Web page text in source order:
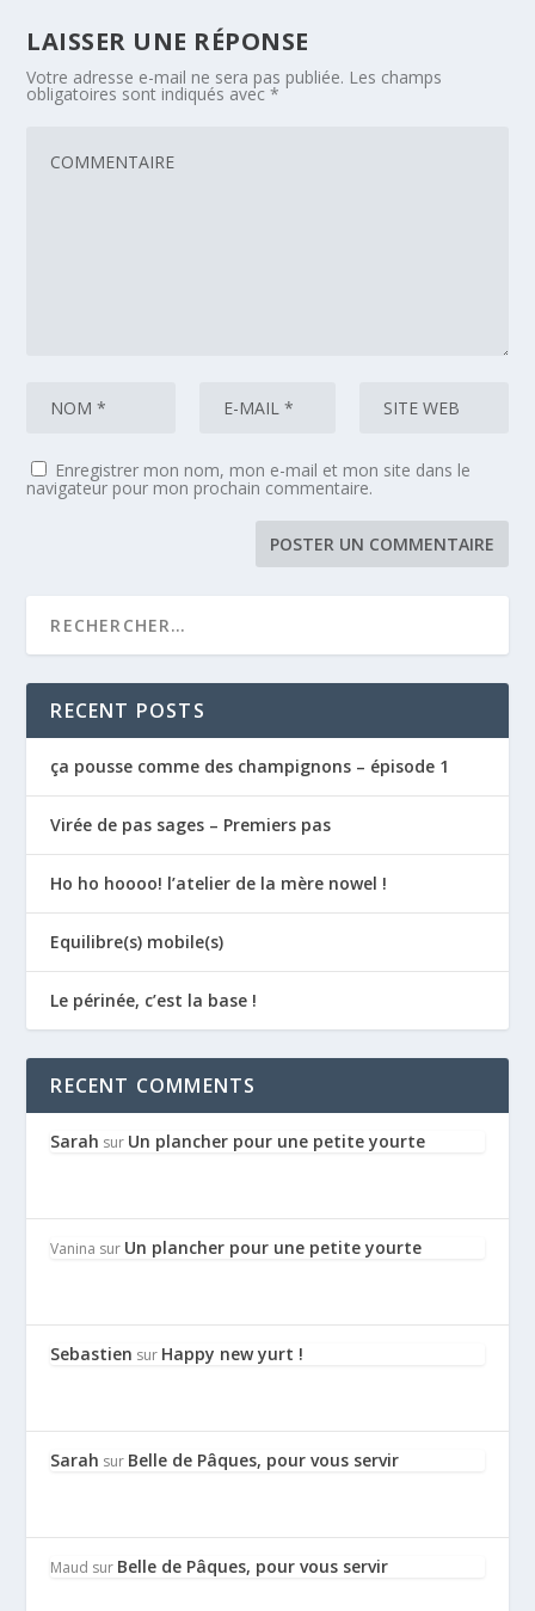
LAISSER UNE RÉPONSE
Votre adresse e-mail ne sera pas publiée. Les champs
obligatoires sont indiqués avec*
Enregistrer mon nom, mon e-mail et mon site dans le
navigateur pour mon prochain commentaire.
RECENT POSTS
ça pousse comme des champignons – épisode 1
Virée de pas sages – Premiers pas
Ho ho hoooo! l’atelier de la mère nowel !
Equilibre(s) mobile(s)
Le périnée, c’est la base !
RECENT COMMENTS
Sarah sur Un plancher pour une petite yourte
Vanina sur Un plancher pour une petite yourte
Sebastien sur Happy new yurt !
Sarah sur Belle de Pâques, pour vous servir
Maud sur Belle de Pâques, pour vous servir